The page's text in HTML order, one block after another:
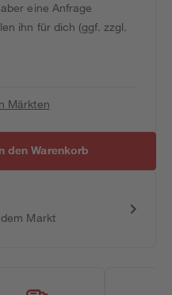
eine Anfrage
ihn für dich (ggf. zzgl.
Märkten
den Warenkorb
dem Markt